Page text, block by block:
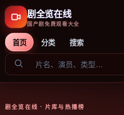
剧全览在线
国产剧免费观看大全
首页 分类 搜索
剧全览在线 · 片库与热播榜